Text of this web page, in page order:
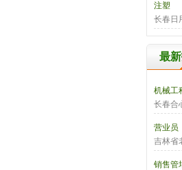
注塑
长春日
最
机械工
长春合
营业员
吉林省
销售管